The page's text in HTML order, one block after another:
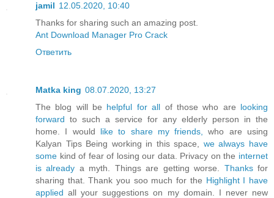
jamil 12.05.2020, 10:40
Thanks for sharing such an amazing post.
Ant Download Manager Pro Crack
Ответить
Matka king 08.07.2020, 13:27
The blog will be helpful for all of those who are looking
forward to such a service for any elderly person in the
home. I would like to share my friends,who are using
Kalyan Tips Being working in this space,
we always have
some kind of fear of losing our data. Privacy on the internet
is already a myth. Things are getting worse. Thanksfor
sharing that. Thank you soo much for the Highlight I have
applied all your suggestions on my domain. I never new